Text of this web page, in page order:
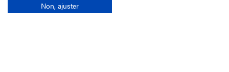
Non, ajuster